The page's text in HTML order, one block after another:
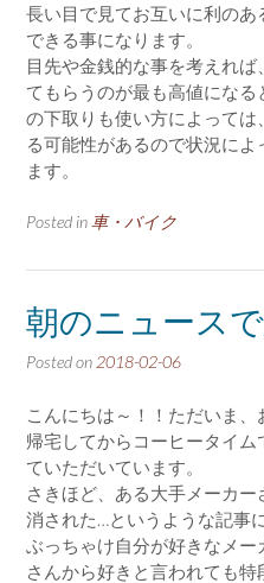
長い目で見てお互いに利の
できる事になります。
目先や金銭的な事を考えれ
てもらうのが最も高値にな
の下取りも使い方によって
る可能性があるので状況に
ます。
Posted in車・バイク
朝のニュース
Posted on2018-02-06
こんにちは～！！ただいま、
帰宅してからコーヒータイ
ていただいています。
さきほど、ある大手メーカ
消された…というような記事
ぶっちゃけ自分が好きなメ
さんから好きと言われても